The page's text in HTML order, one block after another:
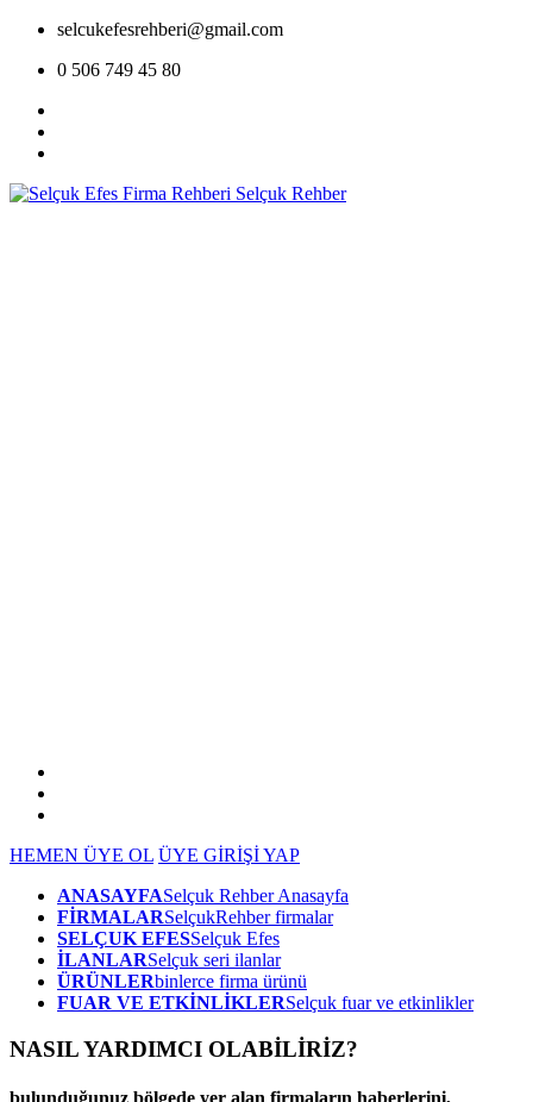
selcukefesrehberi@gmail.com
0 506 749 45 80
HEMEN ÜYE OL ÜYE GİRİŞİ YAP
ANASAYFASelçuk Rehber Anasayfa
FİRMALARSelçukRehber firmalar
SELÇUK EFESSelçuk Efes
İLANLARSelçuk seri ilanlar
ÜRÜNLERbinlerce firma ürünü
FUAR VE ETKİNLİKLERSelçuk fuar ve etkinlikler
NASIL YARDIMCI OLABİLİRİZ?
bulunduğunuz bölgede yer alan firmaların haberlerini,